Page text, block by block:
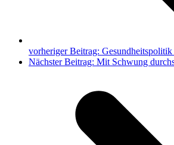
vorheriger Beitrag:
Nächster Beitrag: Mit Schwung